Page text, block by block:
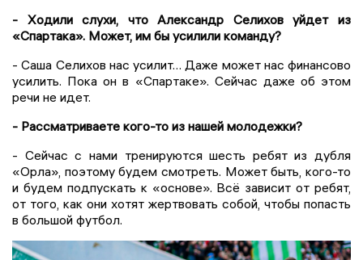
- Ходили слухи, что Александр Селихов уйдет из
«Спартака». Может, им бы усилили команду?
- Саша Селихов нас усилит… Даже может нас финансово
усилить. Пока он в «Спартаке». Сейчас даже об этом
речи не идет.
- Рассматриваете кого-то из нашей молодежки?
- Сейчас с нами тренируются шесть ребят из дубля
«Орла», поэтому будем смотреть. Может быть, кого-то
и будем подпускать к «основе». Всё зависит от ребят,
от того, как они хотят жертвовать собой, чтобы попасть
в большой футбол.